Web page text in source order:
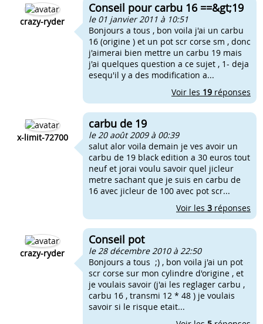
crazy-ryder
Conseil pour carbu 16 ==&gt;19
le 01 janvier 2011 à 10:51
Bonjours a tous , bon voila j'ai un carbu
16 (origine ) et un pot scr corse sm , donc
j'aimerai bien mettre un carbu 19 mais
j'ai quelques question a ce sujet , 1- deja
esequ'il y a des modification a...
Voir les 19 réponses
x-limit-72700
carbu de 19
le 20 août 2009 à 00:39
salut alor voila demain je ves avoir un
carbu de 19 black edition a 30 euros tout
neuf et jorai voulu savoir quel jicleur
metre sachant que je suis en carbu de
16 avec jicleur de 100 avec pot scr...
Voir les 3 réponses
crazy-ryder
Conseil pot
le 28 décembre 2010 à 22:50
Bonjours a tous ;) , bon voila j'ai un pot
scr corse sur mon cylindre d'origine , et
je voulais savoir (j'ai les reglager carbu ,
carbu 16 , transmi 12 * 48 ) je voulais
savoir si le risque etait...